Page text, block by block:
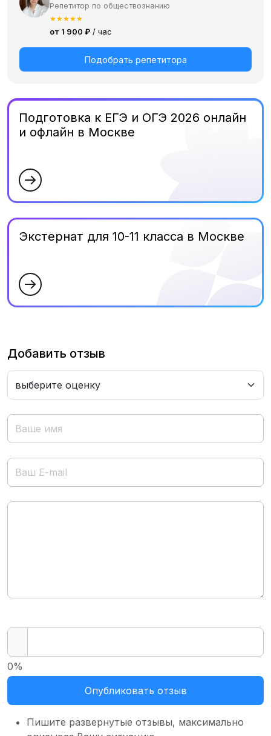
Репетитор по обществознанию
★★★★★
от 1 900 ₽ / час
Подобрать репетитора
Подготовка к ЕГЭ и ОГЭ 2026 онлайн
и офлайн в Москве
Экстернат для 10-11 класса в Москве
Добавить отзыв
Опубликовать отзыв
0%
Пишите развернутые отзывы, максимально